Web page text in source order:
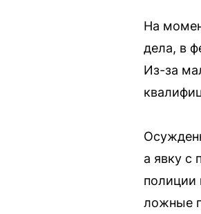
На
дела, в
Из-за
а явку с
полиции
ложные